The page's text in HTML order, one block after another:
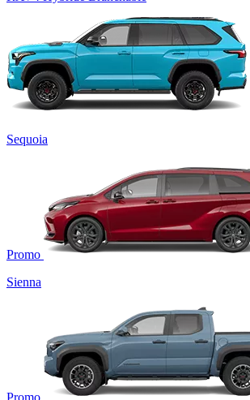
Sequoia
Promo
Sienna
Promo